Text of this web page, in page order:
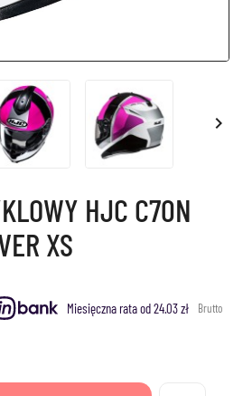

HJC C70N
XS
Miesięczna rata od 24.03 zł Brutto